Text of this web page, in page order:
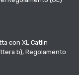
con XL Catlin
b), Regolamento